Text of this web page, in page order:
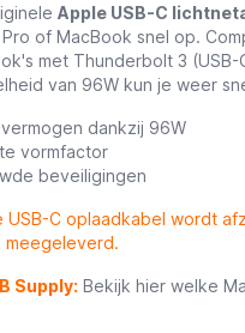
Apple USB-C
of MacBook snel op.
met Thunderbolt 3
van 96W kun je weer
dankzij 96W
vormfactor
beveiligingen
USB-C oplaadkabel wordt
meegeleverd.
Supply: Bekijk hier welke